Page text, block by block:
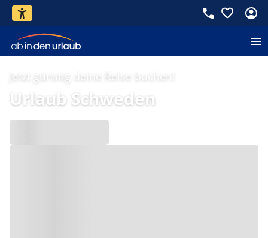
Jetzt günstig deine Reise buchen!
Urlaub Schweden